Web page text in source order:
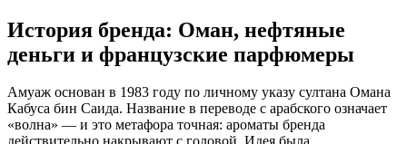
История бренда: Оман, нефтяные
деньги и французские парфюмеры
Амуаж основан в 1983 году по личному указу султана Омана
Кабуса бин Саида. Название в переводе с арабского означает
«волна» — и это метафора точная: ароматы бренда